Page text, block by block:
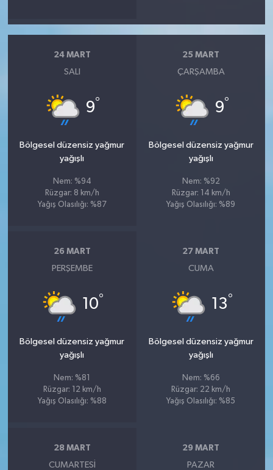
24 MART
SALI
9°
Bölgesel düzensiz yağmur
yağışlı
Nem: %94
Rüzgar: 8 km/h
Yağış Olasılığı: %87
25 MART
ÇARŞAMBA
9°
Bölgesel düzensiz yağmur
yağışlı
Nem: %92
Rüzgar: 14 km/h
Yağış Olasılığı: %89
26 MART
PERŞEMBE
10°
Bölgesel düzensiz yağmur
yağışlı
Nem: %81
Rüzgar: 12 km/h
Yağış Olasılığı: %88
27 MART
CUMA
13°
Bölgesel düzensiz yağmur
yağışlı
Nem: %66
Rüzgar: 22 km/h
Yağış Olasılığı: %85
28 MART
CUMARTESI
29 MART
PAZAR